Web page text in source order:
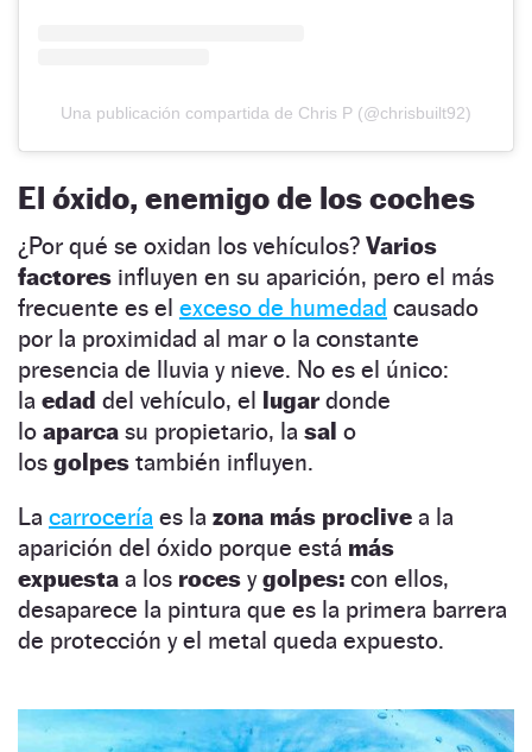
Una publicación compartida de Chris P (@chrisbuilt92)
El óxido, enemigo de los coches
¿Por qué se oxidan los vehículos? Varios
factores influyen en su aparición, pero el más
frecuente es el exceso de humedad causado
por la proximidad al mar o la constante
presencia de lluvia y nieve. No es el único:
la edad del vehículo, el lugardonde
lo aparca su propietario, la sal o
los golpes también influyen.
La carrocería es la zona más proclive a la
aparición del óxido porque está más
expuesta a los roces ygolpes: con ellos,
desaparece la pintura que es la primera barrera
de protección y el metal queda expuesto.